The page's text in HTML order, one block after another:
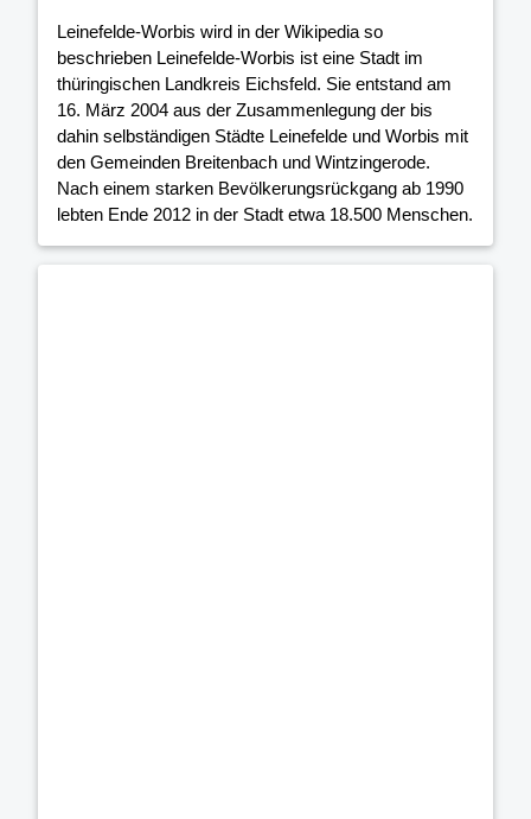
Leinefelde-Worbis wird in der Wikipedia so
beschrieben Leinefelde-Worbis ist eine Stadt im
thüringischen Landkreis Eichsfeld. Sie entstand am
16. März 2004 aus der Zusammenlegung der bis
dahin selbständigen Städte Leinefelde und Worbis mit
den Gemeinden Breitenbach und Wintzingerode.
Nach einem starken Bevölkerungsrückgang ab 1990
lebten Ende 2012 in der Stadt etwa 18.500 Menschen.